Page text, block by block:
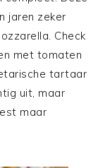
jaren zeker
Check
met tomaten
tartaar
uit, maar
maar